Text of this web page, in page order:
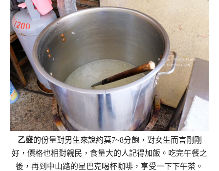
乙盛的份量對男生來說約莫7~8分飽，對女生而言剛剛
好，價格也相對親民，食量大的人記得加飯。吃完午餐之
後，再到中山路的星巴克喝杯咖啡，享受一下下午茶。